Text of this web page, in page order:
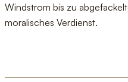
Windstrom bis zu
moralisches Verdienst.